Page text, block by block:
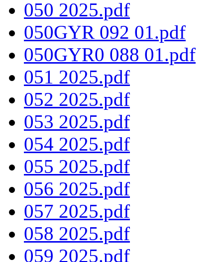
050 2025.pdf
050GYR 092 01.pdf
050GYR0 088 01.pdf
051 2025.pdf
052 2025.pdf
053 2025.pdf
054 2025.pdf
055 2025.pdf
056 2025.pdf
057 2025.pdf
058 2025.pdf
059 2025.pdf